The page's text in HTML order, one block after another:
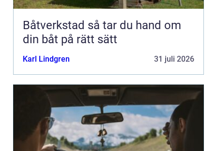
Båtverkstad så tar du hand om
din båt på rätt sätt
Karl Lindgren 31 juli 2026